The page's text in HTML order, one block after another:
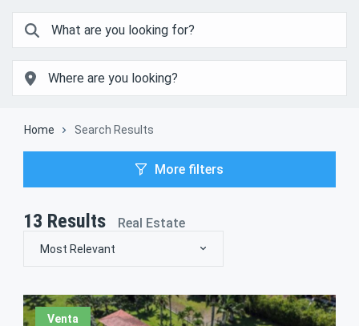
Home Search Results
More filters
13 Results Real Estate
Most Relevant
Venta